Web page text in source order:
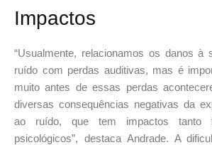
Impactos
“Usualmente, relacionamos os danos à
ruído com perdas auditivas, mas é
muito antes de essas perdas
diversas consequências negativas da
ao ruído, que tem impactos tanto
psicológicos”, destaca Andrade. A